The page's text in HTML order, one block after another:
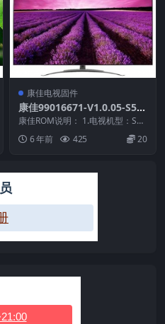
康佳电视固件
康佳99016671-V1.0.05-S55
U-ZC屏参软件原厂系统刷机
电视固件包下载
康佳ROM说明： 1.电视机型：S55
U-ZC 2.物料号：99016671 3...
6 年前 425 20